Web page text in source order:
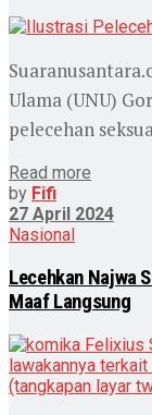
Ulama (UNU)
pelecehan
Read more
by Fifi
27 April 2024
Nasional
Lecehkan Najwa
Maaf Langsung